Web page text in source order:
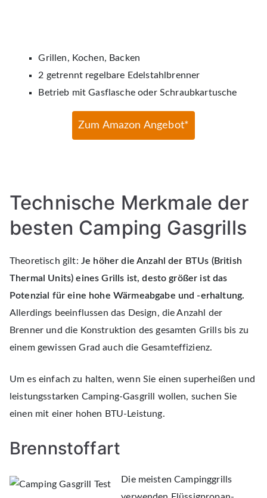
Grillen, Kochen, Backen
2 getrennt regelbare Edelstahlbrenner
Betrieb mit Gasflasche oder Schraubkartusche
Zum Amazon Angebot*
Technische Merkmale der
besten Camping Gasgrills
Theoretisch gilt: Je höher die Anzahl der BTUs (British
Thermal Units) eines Grills ist, desto größer ist das
Potenzial für eine hohe Wärmeabgabe und -erhaltung.
Allerdings beeinflussen das Design, die Anzahl der
Brenner und die Konstruktion des gesamten Grills bis zu
einem gewissen Grad auch die Gesamteffizienz.
Um es einfach zu halten, wenn Sie einen superheißen und
leistungsstarken Camping-Gasgrill wollen, suchen Sie
einen mit einer hohen BTU-Leistung.
Brennstoffart
Die meisten Campinggrills